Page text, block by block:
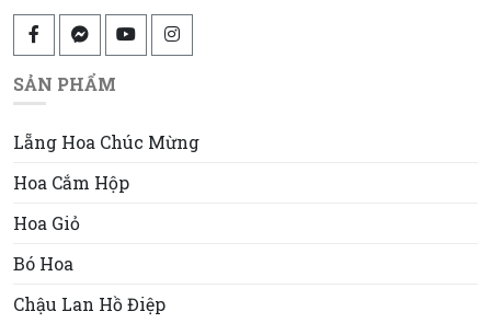
SẢN PHẨM
Lẵng Hoa Chúc Mừng
Hoa Cắm Hộp
Hoa Giỏ
Bó Hoa
Chậu Lan Hồ Điệp